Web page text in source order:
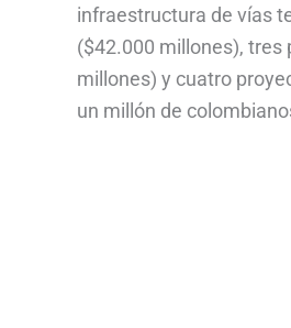
infraestructura de vías
($42.000 millones), tres
millones) y cuatro
un millón de